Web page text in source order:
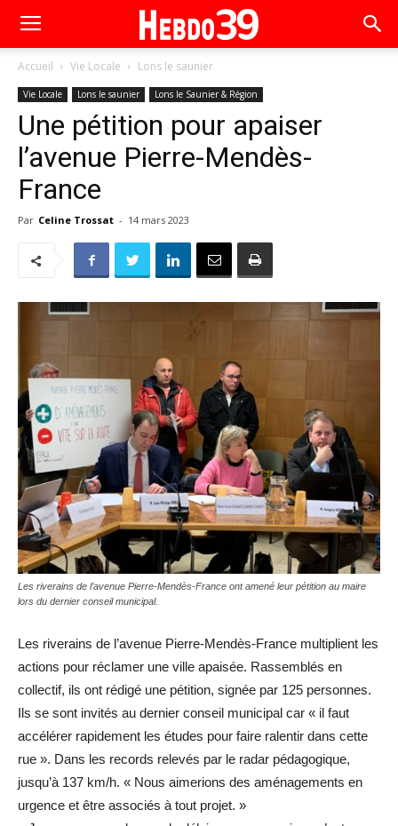
Accueil Vie Locale Lons le saunier
Vie Locale Lons le saunier Lons le Saunier & Région
Une pétition pour apaiser
l’avenue Pierre-Mendès-
France
Par Celine Trossat - 14 mars 2023
Les riverains de l’avenue Pierre-Mendès-France ont amené leur pétition au maire
lors du dernier conseil municipal.
Les riverains de l’avenue Pierre-Mendès-France multiplient les
actions pour réclamer une ville apaisée. Rassemblés en
collectif, ils ont rédigé une pétition, signée par 125 personnes.
Ils se sont invités au dernier conseil municipal car « il faut
accélérer rapidement les études pour faire ralentir dans cette
rue ». Dans les records relevés par le radar pédagogique,
jusqu’à 137 km/h. « Nous aimerions des aménagements en
urgence et être associés à tout projet. »